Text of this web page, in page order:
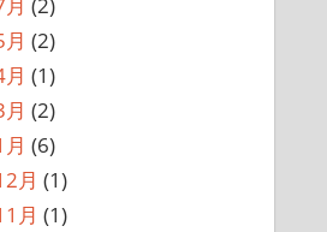
(2)
(2)
(1)
(2)
(6)
月 (1)
月 (1)